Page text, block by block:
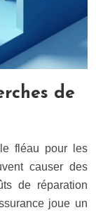
de
fléau pour les
causer des
de réparation
joue un